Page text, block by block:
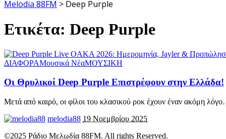
Melodia 88FM > Deep Purple
Ετικέτα: Deep Purple
ΔΙΑΦΟΡΑΜουσικά ΝέαΜΟΥΣΙΚΗ
Οι Θρυλικοί Deep Purple Επιστρέφουν στην Ελλάδα!
Μετά από καιρό, οι φίλοι του κλασικού ροκ έχουν έναν ακόμη λόγο
melodia88 19 Νοεμβρίου 2025
©2025 Ράδιο Μελωδία 88FM. All rights Reserved.